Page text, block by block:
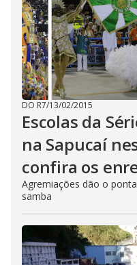
DO R7/13/02/2015
Escolas da
na Sapucaí
confira os
Agremiações dão o
samba